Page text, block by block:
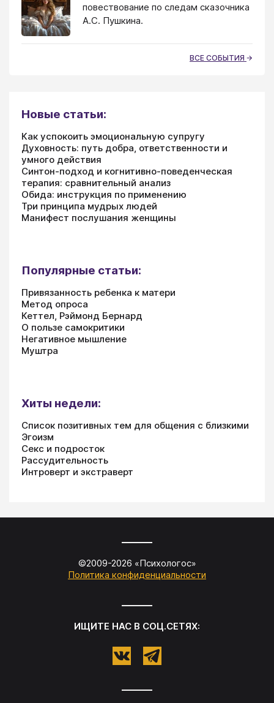
повествование по следам сказочника
А.С. Пушкина.
ВСЕ СОБЫТИЯ
Новые статьи:
Как успокоить эмоциональную супругу
Духовность: путь добра, ответственности и
умного действия
Синтон-подход и когнитивно-поведенческая
терапия: сравнительный анализ
Обида: инструкция по применению
Три принципа мудрых людей
Манифест послушания женщины
Популярные статьи:
Привязанность ребенка к матери
Метод опроса
Кеттел, Рэймонд Бернард
О пользе самокритики
Негативное мышление
Муштра
Хиты недели:
Список позитивных тем для общения с близкими
Эгоизм
Секс и подросток
Рассудительность
Интроверт и экстраверт
©2009-2026 «Психологос»
Политика конфиденциальности
ИЩИТЕ НАС В СОЦ.СЕТЯХ: